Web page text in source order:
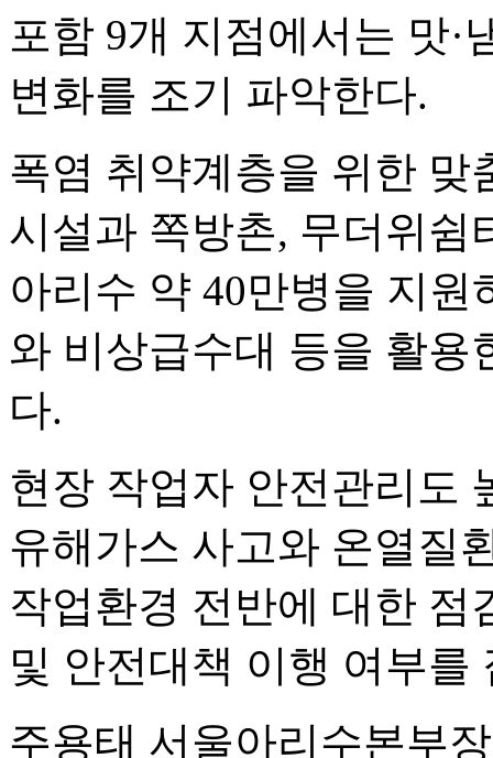
포함 9개 지점에서는 맛·
변화를 조기 파악한다.
폭염 취약계층을 위한 맞
시설과 쪽방촌, 무더위쉼
아리수 약 40만병을 지
와 비상급수대 등을 활용
다.
현장 작업자 안전관리도
유해가스 사고와 온열질
작업환경 전반에 대한 점
및 안전대책 이행 여부를
주용태 서울아리수본부